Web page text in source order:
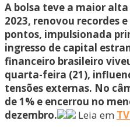
A bolsa teve a maior
2023, renovou recordes
pontos, impulsionada
ingresso de capital
financeiro brasileiro
quarta-feira (21),
tensões externas. No
de 1% e encerrou no
dezembro.
Leia em